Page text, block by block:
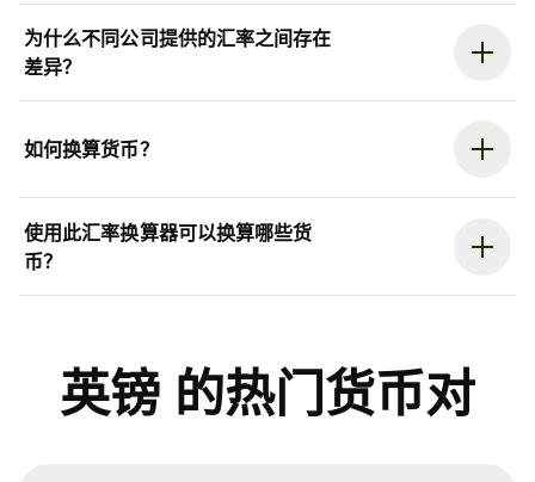
为什么不同公司提供的汇率之间存在
差异？
如何换算货币？
使用此汇率换算器可以换算哪些货
币？
英镑 的热门货币对